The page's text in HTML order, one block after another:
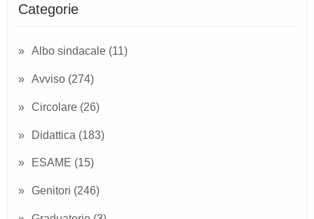
Categorie
Albo sindacale (11)
Avviso (274)
Circolare (26)
Didattica (183)
ESAME (15)
Genitori (246)